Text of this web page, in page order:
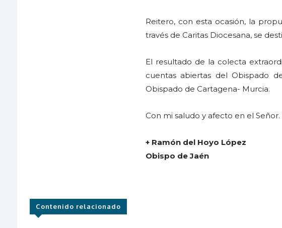
Reitero, con esta ocasión, la
través de Caritas Diocesana, se
El resultado de la colecta
cuentas abiertas del Obispado
Obispado de Cartagena- Murcia.
Con mi saludo y afecto en el Señor.
+ Ramón del Hoyo López
Obispo de Jaén
Contenido relacionado